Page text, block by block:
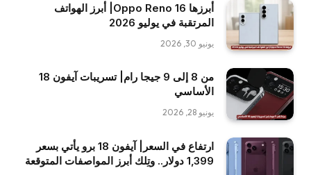
أبرزها Oppo Reno 16| أبرز الهواتف
المرتقبة في يوليو 2026
يونيو 30, 2026
من 8 إلى 9 جيجا رام| تسريبات آيفون 18
الأساسي
يونيو 28, 2026
ارتفاع في السعر| آيفون 18 برو يأتي بسعر
1,399 دولار.. وتِلك أبرز المواصفات المتوقعة